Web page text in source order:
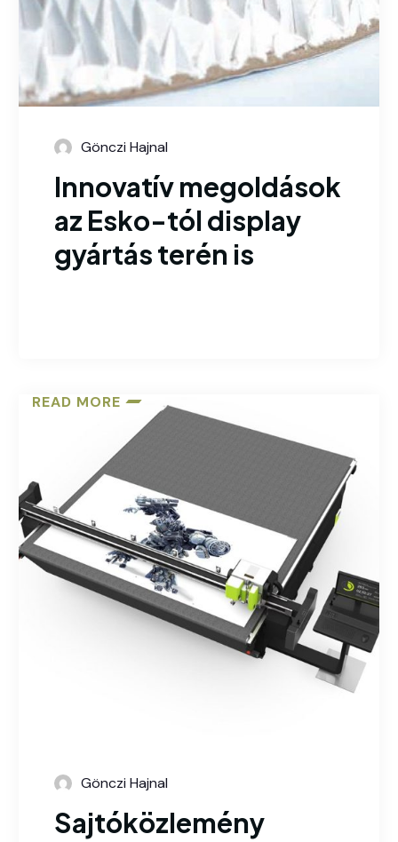
Gönczi Hajnal
Innovatív megoldások
az Esko-tól display
gyártás terén is
READ MORE
Gönczi Hajnal
Sajtóközlemény